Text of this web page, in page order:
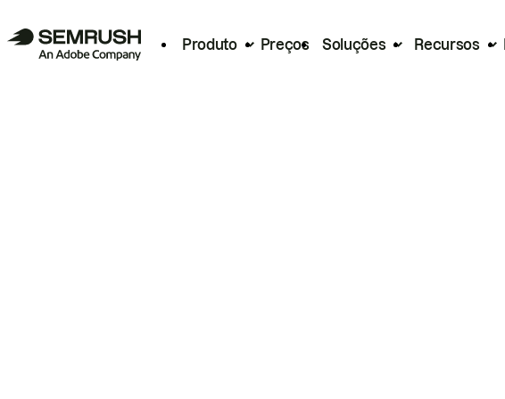
Produto Preços Soluções Recursos